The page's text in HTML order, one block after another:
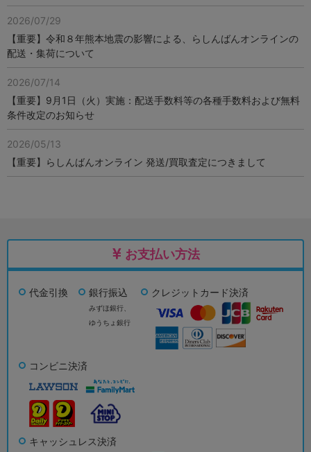
2026/07/29
【重要】令和８年熊本地震の影響による、らしんばんオンラインの
配送・集荷について
2026/07/14
【重要】9月1日（火）実施：配送手数料等の各種手数料および無料
条件改定のお知らせ
2026/05/13
【重要】らしんばんオンライン 発送/買取査定につきまして
お支払い方法
代金引換 銀行振込
みずほ銀行、
ゆうちょ銀行
クレジットカード決済
コンビニ決済
キャッシュレス決済